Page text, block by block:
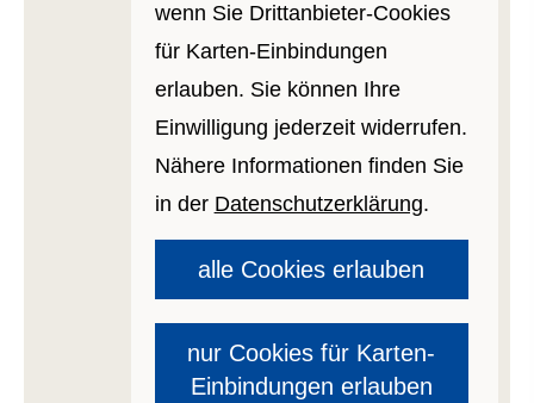
wenn Sie Drittanbieter-Cookies
für Karten-Einbindungen
erlauben. Sie können Ihre
Einwilligung jederzeit widerrufen.
Nähere Informationen finden Sie
in der Datenschutzerklärung.
alle Cookies erlauben
nur Cookies für Karten-
Einbindungen erlauben